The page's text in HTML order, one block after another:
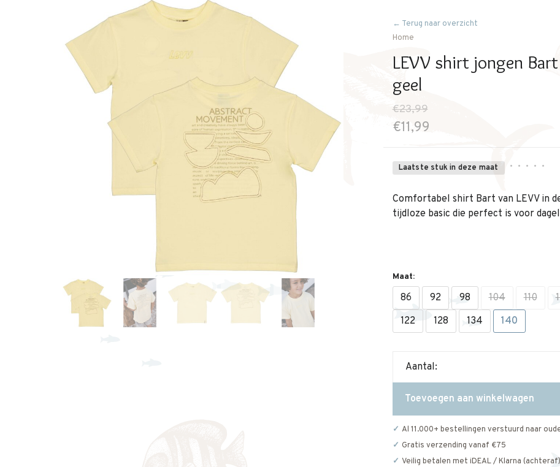
← Terug naar overzicht
Home
LEVV shirt jongen
geel
€23,99
€11,99
Laatste stuk in deze maat • • • • •
Comfortabel shirt Bart van LEVV in
tijdloze basic die perfect is voor
Maat:
86 92 98 104 110
122
128 134 140
Aantal:
Toevoegen aan winkelwagen
Al 11.000+ bestellingen verstuurd naar
Gratis verzending vanaf €75
Veilig betalen met iDEAL / Klarna